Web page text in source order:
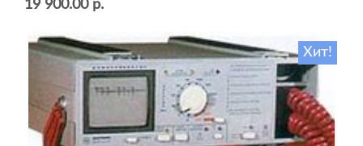
19 900.00 р.
Хит!